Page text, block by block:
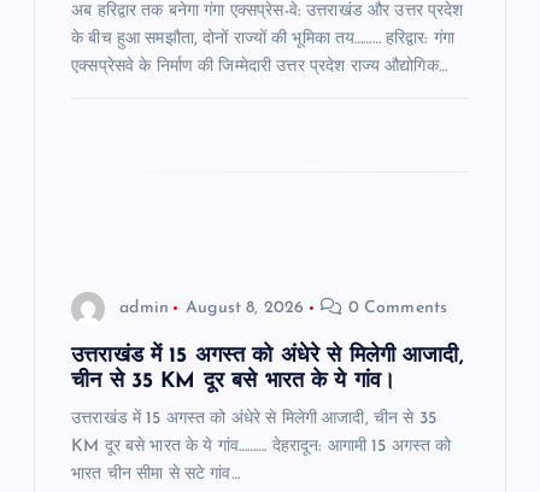
अब हरिद्वार तक बनेगा गंगा एक्सप्रेस-वे: उत्तराखंड और उत्तर प्रदेश
के बीच हुआ समझौता, दोनों राज्यों की भूमिका तय……… हरिद्वार: गंगा
एक्सप्रेसवे के निर्माण की जिम्मेदारी उत्तर प्रदेश राज्य औद्योगिक…
admin August 8, 2026 0 Comments
उत्तराखंड में 15 अगस्त को अंधेरे से मिलेगी आजादी,
चीन से 35 KM दूर बसे भारत के ये गांव।
उत्तराखंड में 15 अगस्त को अंधेरे से मिलेगी आजादी, चीन से 35
KM दूर बसे भारत के ये गांव………. देहरादून: आगामी 15 अगस्त को
भारत चीन सीमा से सटे गांव…